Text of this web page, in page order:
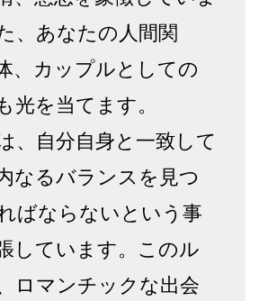
、あなたの人間関
、カップルとしての
光を当てます。
、自分自身と一致して
なるバランスを見つ
ばならないという事
しています。このル
ロマンチックな出会